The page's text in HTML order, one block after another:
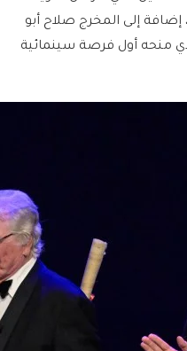
إضافة إلى المخرج صلاح أبو
منحه أول فرصة سينمائية